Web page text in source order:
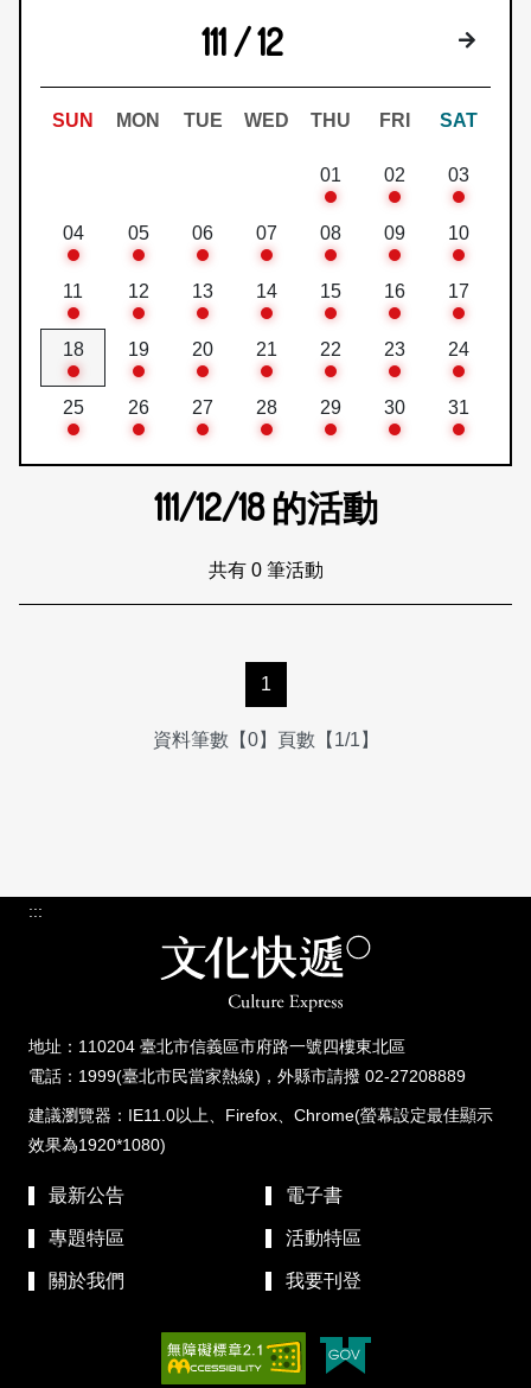
111 / 12 下個月
SUN MON TUE WED THU FRI SAT
01 02 03
04 05 06 07 08 09 10
11 12 13 14 15 16 17
18 19 20 21 22 23 24
25 26 27 28 29 30 31
111/12/18的活動
共有 0 筆活動
1
資料筆數【0】頁數【1/1】
:::
地址：110204 臺北市信義區市府路一號四樓東北區
電話：1999(臺北市民當家熱線)，外縣市請撥 02-27208889
建議瀏覽器：IE11.0以上、Firefox、Chrome(螢幕設定最佳顯示
效果為1920*1080)
最新公告 電子書
專題特區 活動特區
關於我們 我要刊登